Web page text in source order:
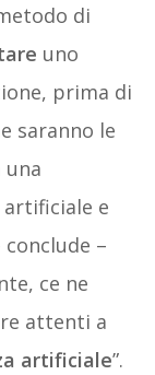
di
uno
prima di
saranno le
una
artificiale e
conclude –
ce ne
attenti a
artificiale”.